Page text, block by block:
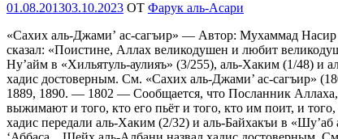
Опубликовано
01.08.201303.10.2023 OT Фарук аль-Асари
«Сахих аль-Джами’ ас-сагъир» — Автор: Мухаммад
сказал: «Поистине, Аллах великодушен и любит
Ну’айм в «Хильятуль-аулияъ» (3/255), аль-Хаким (1/48) и
хадис достоверным. См. «Сахих аль-Джами’ ас-сагъир»
1889, 1890. — 1802 — Сообщается, что Посланник Аллаха,
выжимают и того, кто его пьёт и того, кто им поит, и того,
хадис передали аль-Хаким (2/32) и аль-Байхакъи в